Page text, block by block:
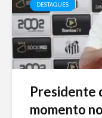
DESTAQUES
Presidente
momento